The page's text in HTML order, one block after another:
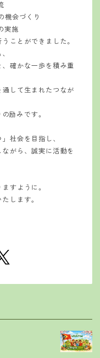
機会づくり
実施
ことができました。
確かな一歩を積み重
して生まれたつなが
励みです。
社会を目指し、
がら、誠実に活動を
すように。
します。